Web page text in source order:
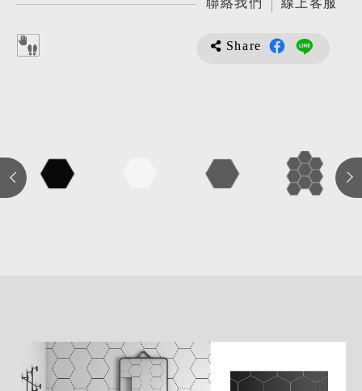
聯絡我們 線上客服
Share
介